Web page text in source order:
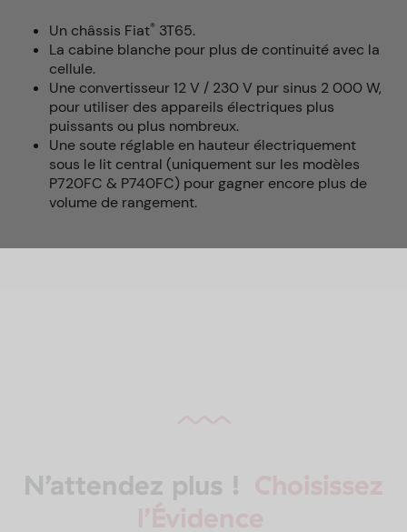
Un châssis Fiat® 3T65.
La cabine blanche pour plus de continuité avec la
cellule.
Une convertisseur 12 V / 230 V pur sinus 2 000 W,
pour utiliser des appareils électriques plus
puissants ou plus nombreux.
Une soute réglable en hauteur électriquement
sous le lit central (uniquement sur les modèles
P720FC & P740FC) pour gagner encore plus de
volume de rangement.
N’attendez plus !